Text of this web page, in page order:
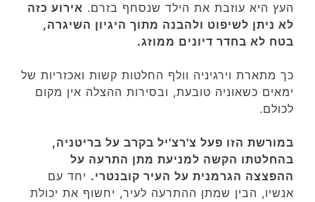
העץ היא עוזבת את הילד שנסחף בזרם. אירוע כזה
לא ניתן לשיפוט ולהבנה מתוך היגיון השיגרה,
בטח לא בחדר דיונים ממוזג.
כך מתארת וירגיניה וולף החלטות קשות ואכזריות של
ימאים כשאוניה טובעת, ובסירות ההצלה אין מקום
לכולם.
במורשת הזו פעל צ'רצ'יל בקרב על בריטניה,
בהחלטתו הקשה למניעת מתן התרעה על
ההפצצה הגרמנית על העיר קובנטרי. יחד עם
אנשיו, הבין שמתן ההתרעה לעיר, יחשוף את יכולת